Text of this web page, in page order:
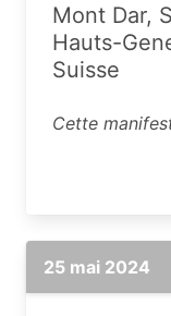
Mont Dar,
Hauts-
Suisse
Cette
25 mai 2024